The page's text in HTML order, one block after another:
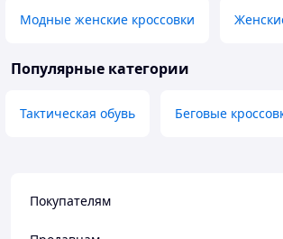
Модные женские кроссовки
Популярные категории
Тактическая обувь Беговые
Покупателям